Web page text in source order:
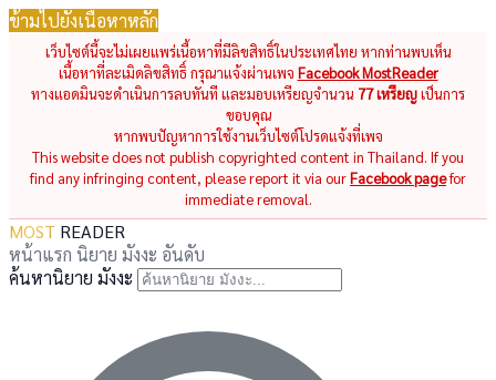
ข้ามไปยังเนื้อหาหลัก
เว็บไซต์นี้จะไม่เผยแพร่เนื้อหาที่มีลิขสิทธิ์ในประเทศไทย หากท่านพบเห็น
เนื้อหาที่ละเมิดลิขสิทธิ์ กรุณาแจ้งผ่านเพจ Facebook MostReader
ทางแอดมินจะดำเนินการลบทันที และมอบเหรียญจำนวน 77 เหรียญเป็นการ
ขอบคุณ
หากพบปัญหาการใช้งานเว็บไซต์โปรดแจ้งที่เพจ
This website does not publish copyrighted content in Thailand. If you
find any infringing content, please report it via ourFacebook pagefor
immediate removal.
MOST READER
หน้าแรก นิยาย มังงะ อันดับ
ค้นหานิยาย มังงะ